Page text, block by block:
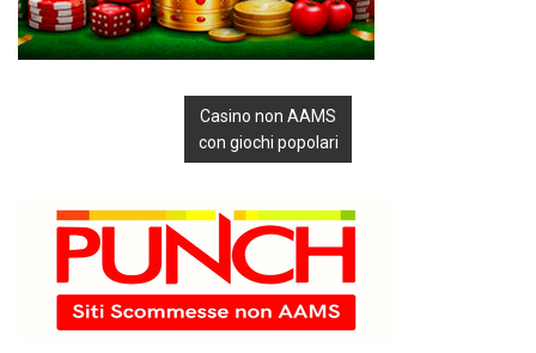
Casino non AAMS
con giochi popolari